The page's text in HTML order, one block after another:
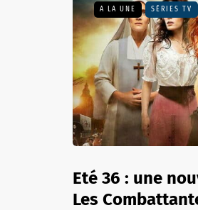
A LA UNE SÉRIES TV
Eté 36 : une
Les